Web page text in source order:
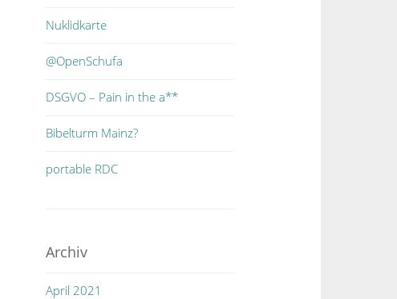
Nuklidkarte
@OpenSchufa
DSGVO – Pain in the a**
Bibelturm Mainz?
portable RDC
Archiv
April 2021